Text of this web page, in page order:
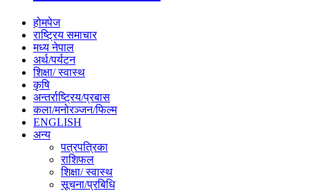
होमपेज
राष्ट्रिय समाचार
मध्य नेपाल
अर्थ/पर्यटन
शिक्षा/ स्वास्थ
कृषि
अन्तर्राष्ट्रिय/प्रबास
कला/मनोरञ्जन/फिल्म
ENGLISH
अन्य
पत्रपत्रिका
राशिफल
शिक्षा/ स्वास्थ
सूचना/प्रबिधि